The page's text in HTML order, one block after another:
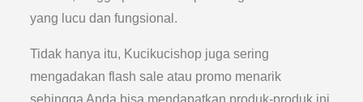
yang lucu dan fungsional.
Tidak hanya itu, Kucikucishop juga sering
mengadakan flash sale atau promo menarik
sehingga Anda bisa mendapatkan produk-produk ini